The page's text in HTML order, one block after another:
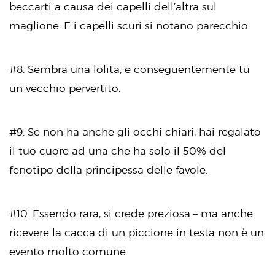
beccarti a causa dei capelli dell’altra sul
maglione. E i capelli scuri si notano parecchio.
#8. Sembra una lolita, e conseguentemente tu
un vecchio pervertito.
#9. Se non ha anche gli occhi chiari, hai regalato
il tuo cuore ad una che ha solo il 50% del
fenotipo della principessa delle favole.
#10. Essendo rara, si crede preziosa – ma anche
ricevere la cacca di un piccione in testa non è un
evento molto comune.